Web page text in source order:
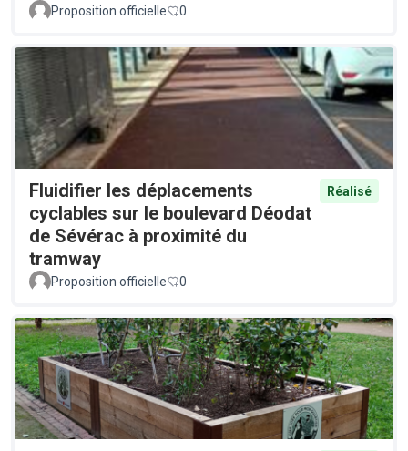
Proposition officielle 0
Fluidifier les déplacements
cyclables sur le boulevard Déodat
de Sévérac à proximité du
tramway
Réalisé
Proposition officielle 0